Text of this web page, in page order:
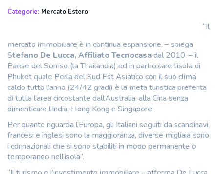
Categorie: Mercato Estero
“Il
mercato immobiliare è in continua espansione, – spiega
Stefano De Lucca, Affiliato Tecnocasadal 2010, – il
Paese del Sorriso (la Thailandia) ed in particolare l’isola di
Phuket quale Perla del Sud Est Asiatico con il suo clima
caldo tutto l’anno (24/42 gradi) è la meta turistica preferita
di tutta l’area circostante dall’Australia, alla Cina senza
dimenticare l’India, Hong Kong e Singapore.
Per quanto riguarda l’Europa, gli Italiani seguiti da scandinavi,
francesi e inglesi sono la maggioranza, diverse migliaia sono
i connazionali che si sono stabiliti in modo permanente o
temporaneo nell’isola”.